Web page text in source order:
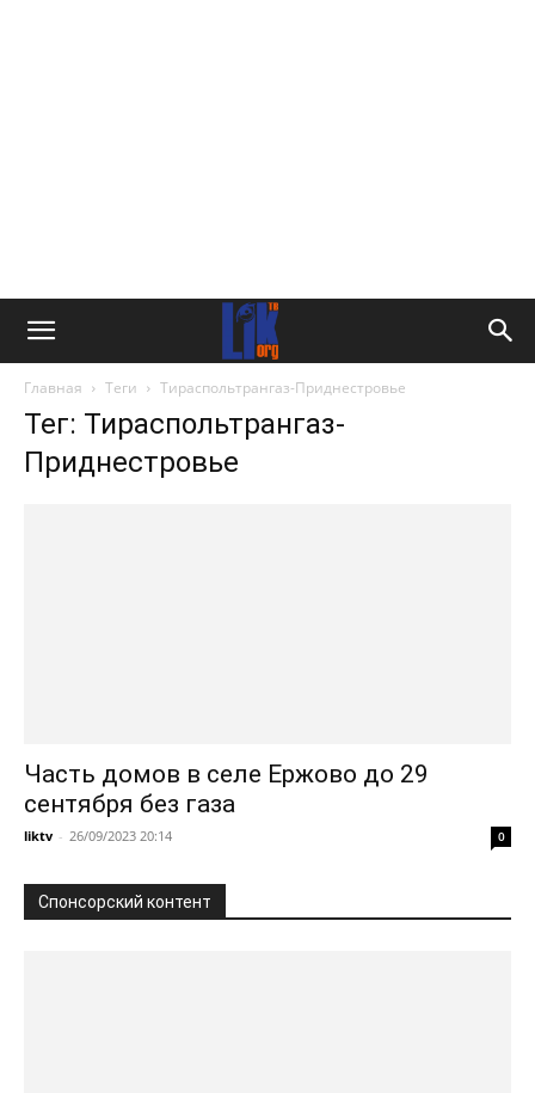
Главная Теги Тираспольтрангаз-Приднестровье
Тег: Тираспольтрангаз-
Приднестровье
Часть домов в селе Ержово до 29
сентября без газа
liktv - 26/09/2023 20:14 0
Спонсорский контент